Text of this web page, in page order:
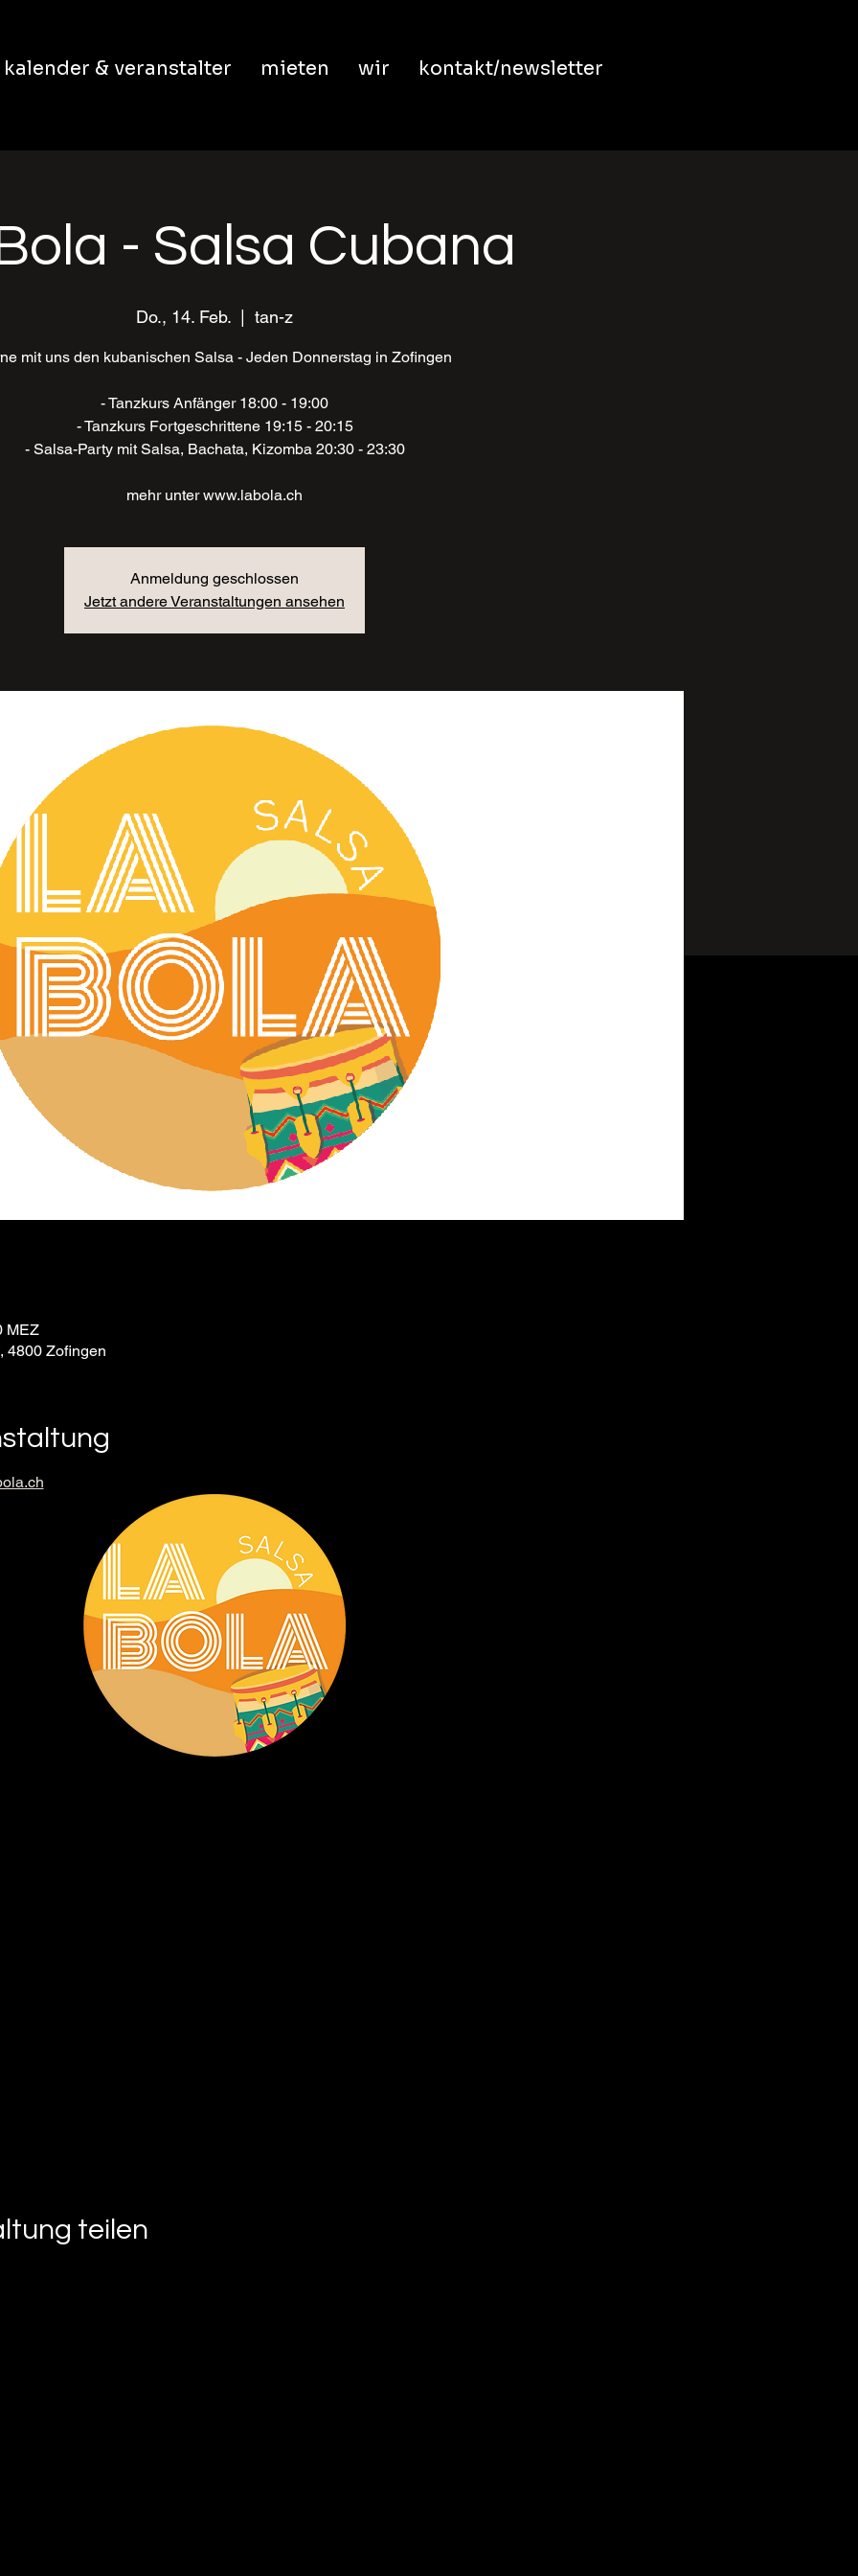
kalender & veranstalter mieten wir kontakt/newsletter
- Salsa Cubana
Do., 14. Feb. tan-z
mit uns den kubanischen Salsa - Jeden Donnerstag in Zofingen
- Tanzkurs Anfänger 18:00 - 19:00
- Tanzkurs Fortgeschrittene 19:15 - 20:15
- Salsa-Party mit Salsa, Bachata, Kizomba 20:30 - 23:30
mehr unter www.labola.ch
Anmeldung geschlossen
Jetzt andere Veranstaltungen ansehen
MEZ
4800 Zofingen
teilen